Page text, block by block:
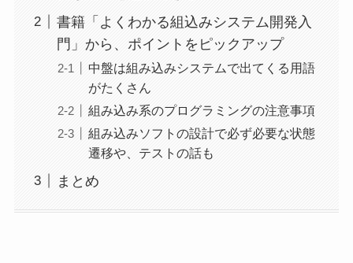
書籍「よくわかる組込みシステム開発入
門」から、ポイントをピックアップ
中盤は組み込みシステムで出てくる用語
がたくさん
組み込み系のプログラミングの注意事項
組み込みソフトの設計で必ず必要な状態
遷移や、テストの話も
まとめ